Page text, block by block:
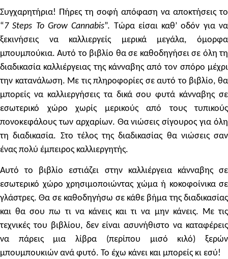
Συγχαρητήρια! Πήρες τη σοφή απόφαση να αποκτήσεις το
“7 Steps To Grow Cannabis”. Τώρα είσαι καθ’ οδόν για να
ξεκινήσεις να καλλιεργείς μερικά μεγάλα, όμορφα
μπουμπούκια. Αυτό το βιβλίο θα σε καθοδηγήσει σε όλη τη
διαδικασία καλλιέργειας της κάνναβης από τον σπόρο μέχρι
την κατανάλωση. Με τις πληροφορίες σε αυτό το βιβλίο, θα
μπορείς να καλλιεργήσεις τα δικά σου φυτά κάνναβης σε
εσωτερικό χώρο χωρίς μερικούς από τους τυπικούς
πονοκεφάλους των αρχαρίων. Θα νιώσεις σίγουρος για όλη
τη διαδικασία. Στο τέλος της διαδικασίας θα νιώσεις σαν
ένας πολύ έμπειρος καλλιεργητής.
Αυτό το βιβλίο εστιάζει στην καλλιέργεια κάνναβης σε
εσωτερικό χώρο χρησιμοποιώντας χώμα ή κοκοφοίνικα σε
γλάστρες. Θα σε καθοδηγήσω σε κάθε βήμα της διαδικασίας
και θα σου πω τι να κάνεις και τι να μην κάνεις. Με τις
τεχνικές του βιβλίου, δεν είναι ασυνήθιστο να καταφέρεις
να πάρεις μια λίβρα (περίπου μισό κιλό) ξερών
μπουμπουκιών ανά φυτό. Το έχω κάνει και μπορείς κι εσύ!